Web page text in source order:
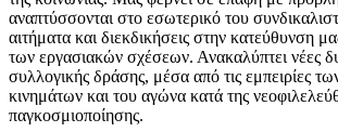
αναπτύσσονται στο εσωτερικό του
αιτήματα και διεκδικήσεις στην κατεύθυνση
των εργασιακών σχέσεων. Ανακαλύπτει νέες
συλλογικής δράσης, μέσα από τις εμπειρίες
κινημάτων και του αγώνα κατά της
παγκοσμιοποίησης.